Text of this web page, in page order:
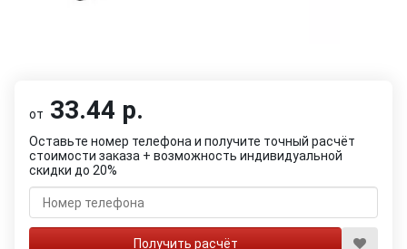
от 33.44 р.
Оставьте номер телефона и получите точный расчёт
стоимости заказа + возможность индивидуальной
скидки до 20%